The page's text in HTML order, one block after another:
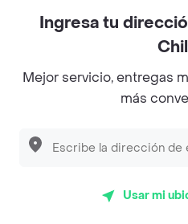
$ 4500
Gohan
Base de arroz, salmón, palta,
Ingresa tu
Mejor servicio, entregas
más
Usar mi